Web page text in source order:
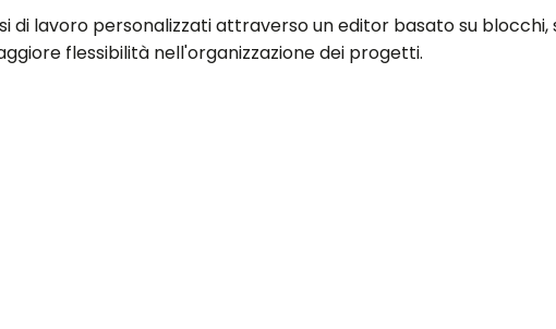
lavoro personalizzati attraverso un editor basato su
flessibilità nell'organizzazione dei progetti.